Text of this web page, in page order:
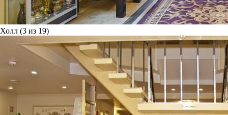
Холл (3 из 19)